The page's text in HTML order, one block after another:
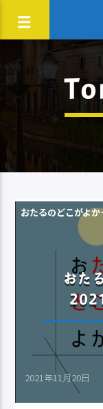
おたるのどこがよか
おた
2021年11月20日